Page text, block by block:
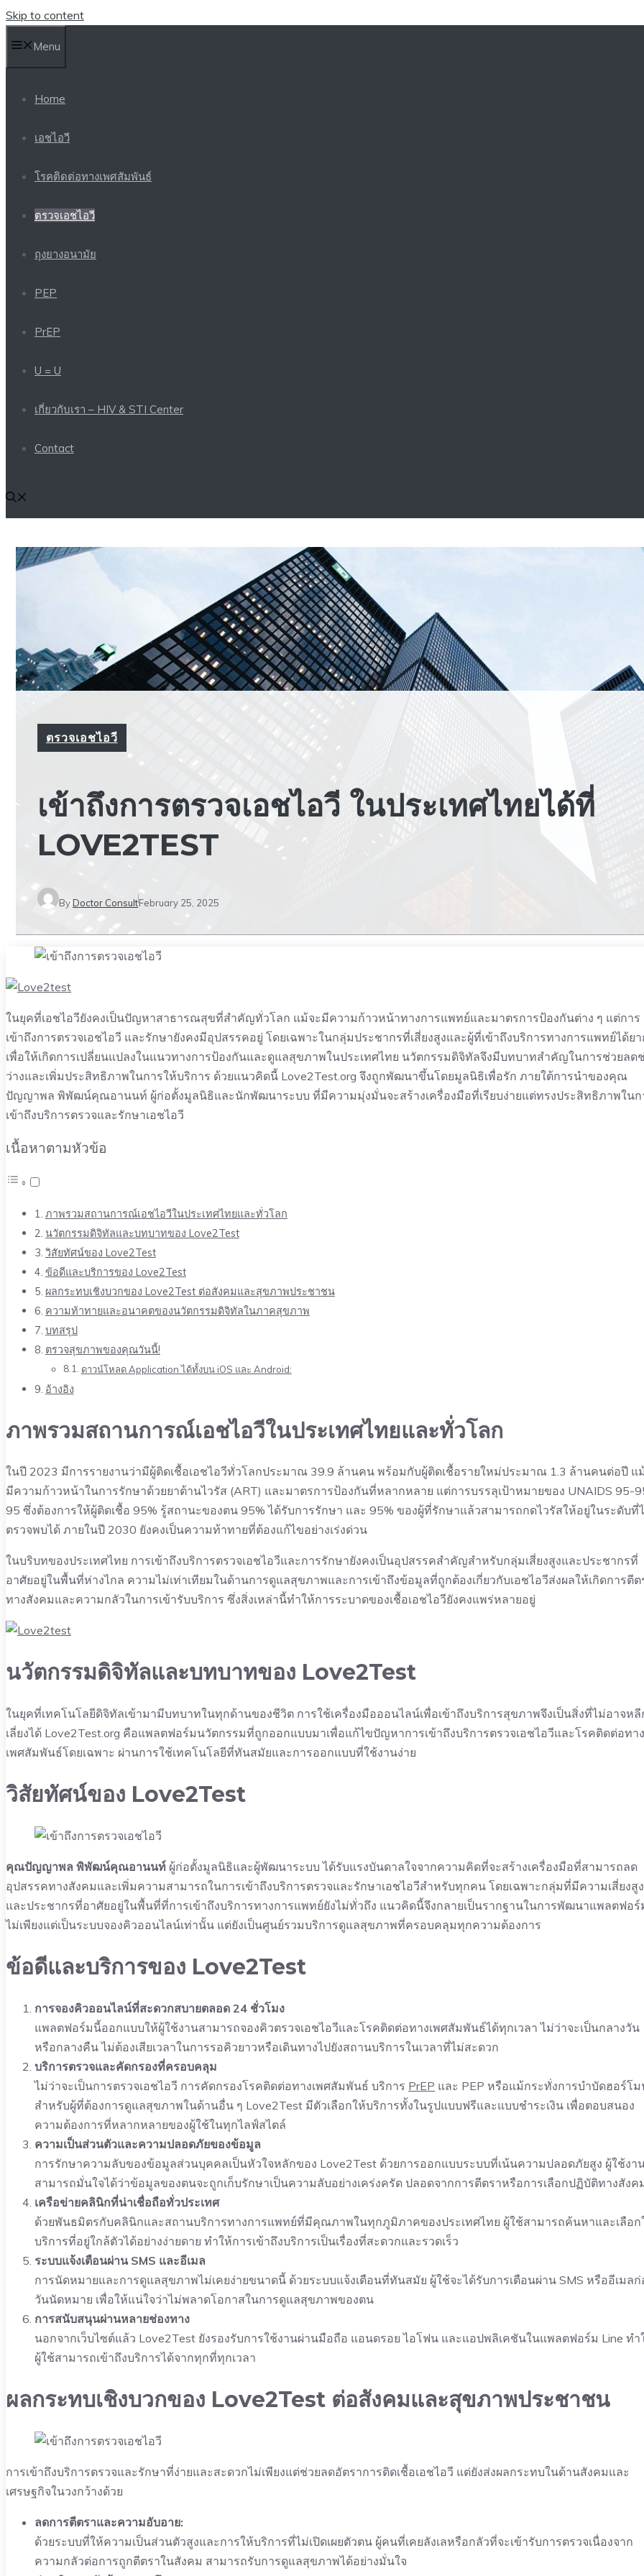
Skip to content
Menu
Home
เอชไอวี
โรคติดต่อทางเพศสัมพันธ์
ตรวจเอชไอวี
ถุงยางอนามัย
PEP
PrEP
U = U
เกี่ยวกับเรา – HIV & STI Center
Contact
ตรวจเอชไอวี
เข้าถึงการตรวจเอชไอวี ในประเทศไทยได้ที่
LOVE2TEST
ByDoctor ConsultFebruary 25, 2025
ในยุคที่เอชไอวียังคงเป็นปัญหาสาธารณสุขที่สำคัญทั่วโลก แม้จะมีความก้าวหน้าทางการแพทย์และมาตรการป้องกันต่าง ๆ แต่การ
เข้าถึงการตรวจเอชไอวี และรักษายังคงมีอุปสรรคอยู่ โดยเฉพาะในกลุ่มประชากรที่เสี่ยงสูงและผู้ที่เข้าถึงบริการทางการแพทย์ได้ยา
เพื่อให้เกิดการเปลี่ยนแปลงในแนวทางการป้องกันและดูแลสุขภาพในประเทศไทย นวัตกรรมดิจิทัลจึงมีบทบาทสำคัญในการช่วยลด
ว่างและเพิ่มประสิทธิภาพในการให้บริการ ด้วยแนวคิดนี้ Love2Test.org จึงถูกพัฒนาขึ้นโดยมูลนิธิเพื่อรัก ภายใต้การนำของคุณ
ปัญญาพล พิพัฒน์คุณอานนท์ ผู้ก่อตั้งมูลนิธิและนักพัฒนาระบบ ที่มีความมุ่งมั่นจะสร้างเครื่องมือที่เรียบง่ายแต่ทรงประสิทธิภาพในก
เข้าถึงบริการตรวจและรักษาเอชไอวี
เนื้อหาตามหัวข้อ
ภาพรวมสถานการณ์เอชไอวีในประเทศไทยและทั่วโลก
นวัตกรรมดิจิทัลและบทบาทของ Love2Test
วิสัยทัศน์ของ Love2Test
ข้อดีและบริการของ Love2Test
ผลกระทบเชิงบวกของ Love2Test ต่อสังคมและสุขภาพประชาชน
ความท้าทายและอนาคตของนวัตกรรมดิจิทัลในภาคสุขภาพ
บทสรุป
ตรวจสุขภาพของคุณวันนี้!
ดาวน์โหลด Application ได้ทั้งบน iOS และ Android:
อ้างอิง
ภาพรวมสถานการณ์เอชไอวีในประเทศไทยและทั่วโลก
ในปี 2023 มีการรายงานว่ามีผู้ติดเชื้อเอชไอวีทั่วโลกประมาณ 39.9 ล้านคน พร้อมกับผู้ติดเชื้อรายใหม่ประมาณ 1.3 ล้านคนต่อปี แ
มีความก้าวหน้าในการรักษาด้วยยาต้านไวรัส (ART) และมาตรการป้องกันที่หลากหลาย แต่การบรรลุเป้าหมายของ UNAIDS 95-
95 ซึ่งต้องการให้ผู้ติดเชื้อ 95% รู้สถานะของตน 95% ได้รับการรักษา และ 95% ของผู้ที่รักษาแล้วสามารถกดไวรัสให้อยู่ในระดับที่
ตรวจพบได้ ภายในปี 2030 ยังคงเป็นความท้าทายที่ต้องแก้ไขอย่างเร่งด่วน
ในบริบทของประเทศไทย การเข้าถึงบริการตรวจเอชไอวีและการรักษายังคงเป็นอุปสรรคสำคัญสำหรับกลุ่มเสี่ยงสูงและประชากรที่
อาศัยอยู่ในพื้นที่ห่างไกล ความไม่เท่าเทียมในด้านการดูแลสุขภาพและการเข้าถึงข้อมูลที่ถูกต้องเกี่ยวกับเอชไอวีส่งผลให้เกิดการตีต
ทางสังคมและความกลัวในการเข้ารับบริการ ซึ่งสิ่งเหล่านี้ทำให้การระบาดของเชื้อเอชไอวียังคงแพร่หลายอยู่
นวัตกรรมดิจิทัลและบทบาทของ Love2Test
ในยุคที่เทคโนโลยีดิจิทัลเข้ามามีบทบาทในทุกด้านของชีวิต การใช้เครื่องมือออนไลน์เพื่อเข้าถึงบริการสุขภาพจึงเป็นสิ่งที่ไม่อาจหลี
เลี่ยงได้ Love2Test.org คือแพลตฟอร์มนวัตกรรมที่ถูกออกแบบมาเพื่อแก้ไขปัญหาการเข้าถึงบริการตรวจเอชไอวีและโรคติดต่อทาง
เพศสัมพันธ์โดยเฉพาะ ผ่านการใช้เทคโนโลยีที่ทันสมัยและการออกแบบที่ใช้งานง่าย
วิสัยทัศน์ของ Love2Test
คุณปัญญาพล พิพัฒน์คุณอานนท์ ผู้ก่อตั้งมูลนิธิและผู้พัฒนาระบบ ได้รับแรงบันดาลใจจากความคิดที่จะสร้างเครื่องมือที่สามารถลด
อุปสรรคทางสังคมและเพิ่มความสามารถในการเข้าถึงบริการตรวจและรักษาเอชไอวีสำหรับทุกคน โดยเฉพาะกลุ่มที่มีความเสี่ยงสูง
และประชากรที่อาศัยอยู่ในพื้นที่ที่การเข้าถึงบริการทางการแพทย์ยังไม่ทั่วถึง แนวคิดนี้จึงกลายเป็นรากฐานในการพัฒนาแพลตฟอ
ไม่เพียงแต่เป็นระบบจองคิวออนไลน์เท่านั้น แต่ยังเป็นศูนย์รวมบริการดูแลสุขภาพที่ครอบคลุมทุกความต้องการ
ข้อดีและบริการของ Love2Test
การจองคิวออนไลน์ที่สะดวกสบายตลอด 24 ชั่วโมง
แพลตฟอร์มนี้ออกแบบให้ผู้ใช้งานสามารถจองคิวตรวจเอชไอวีและโรคติดต่อทางเพศสัมพันธ์ได้ทุกเวลา ไม่ว่าจะเป็นกลางวัน
หรือกลางคืน ไม่ต้องเสียเวลาในการรอคิวยาวหรือเดินทางไปยังสถานบริการในเวลาที่ไม่สะดวก
บริการตรวจและคัดกรองที่ครอบคลุม
ไม่ว่าจะเป็นการตรวจเอชไอวี การคัดกรองโรคติดต่อทางเพศสัมพันธ์ บริการ PrEP และ PEP หรือแม้กระทั่งการบำบัดฮอร์โ
สำหรับผู้ที่ต้องการดูแลสุขภาพในด้านอื่น ๆ Love2Test มีตัวเลือกให้บริการทั้งในรูปแบบฟรีและแบบชำระเงิน เพื่อตอบสนอง
ความต้องการที่หลากหลายของผู้ใช้ในทุกไลฟ์สไตล์
ความเป็นส่วนตัวและความปลอดภัยของข้อมูล
การรักษาความลับของข้อมูลส่วนบุคคลเป็นหัวใจหลักของ Love2Test ด้วยการออกแบบระบบที่เน้นความปลอดภัยสูง ผู้ใช้งา
สามารถมั่นใจได้ว่าข้อมูลของตนจะถูกเก็บรักษาเป็นความลับอย่างเคร่งครัด ปลอดจากการตีตราหรือการเลือกปฏิบัติทางสังค
เครือข่ายคลินิกที่น่าเชื่อถือทั่วประเทศ
ด้วยพันธมิตรกับคลินิกและสถานบริการทางการแพทย์ที่มีคุณภาพในทุกภูมิภาคของประเทศไทย ผู้ใช้สามารถค้นหาและเลือก
บริการที่อยู่ใกล้ตัวได้อย่างง่ายดาย ทำให้การเข้าถึงบริการเป็นเรื่องที่สะดวกและรวดเร็ว
ระบบแจ้งเตือนผ่าน SMS และอีเมล
การนัดหมายและการดูแลสุขภาพไม่เคยง่ายขนาดนี้ ด้วยระบบแจ้งเตือนที่ทันสมัย ผู้ใช้จะได้รับการเตือนผ่าน SMS หรืออีเมล
วันนัดหมาย เพื่อให้แน่ใจว่าไม่พลาดโอกาสในการดูแลสุขภาพของตน
การสนับสนุนผ่านหลายช่องทาง
นอกจากเว็บไซต์แล้ว Love2Test ยังรองรับการใช้งานผ่านมือถือ แอนดรอย ไอโฟน และแอปพลิเคชันในแพลตฟอร์ม Line ทำ
ผู้ใช้สามารถเข้าถึงบริการได้จากทุกที่ทุกเวลา
ผลกระทบเชิงบวกของ Love2Test ต่อสังคมและสุขภาพประชาชน
การเข้าถึงบริการตรวจและรักษาที่ง่ายและสะดวกไม่เพียงแต่ช่วยลดอัตราการติดเชื้อเอชไอวี แต่ยังส่งผลกระทบในด้านสังคมและ
เศรษฐกิจในวงกว้างด้วย
ลดการตีตราและความอับอาย:
ด้วยระบบที่ให้ความเป็นส่วนตัวสูงและการให้บริการที่ไม่เปิดเผยตัวตน ผู้คนที่เคยลังเลหรือกลัวที่จะเข้ารับการตรวจเนื่องจาก
ความกลัวต่อการถูกตีตราในสังคม สามารถรับการดูแลสุขภาพได้อย่างมั่นใจ